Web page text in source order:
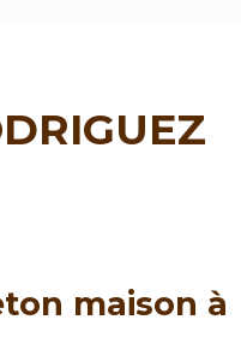
maison à